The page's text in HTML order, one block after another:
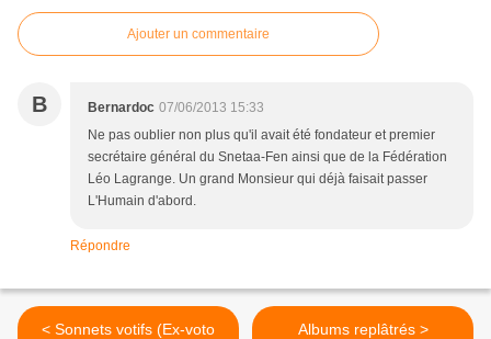
Ajouter un commentaire
B Bernardoc 07/06/2013 15:33
Ne pas oublier non plus qu'il avait été fondateur et premier
secrétaire général du Snetaa-Fen ainsi que de la Fédération
Léo Lagrange. Un grand Monsieur qui déjà faisait passer
L'Humain d'abord.
Répondre
< Sonnets votifs (Ex-voto
Albums replâtrés >